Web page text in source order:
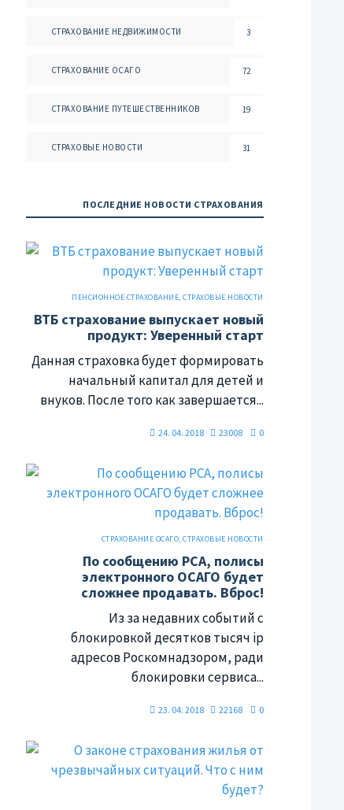
СТРАХОВАНИЕ НЕДВИЖИМОСТИ 3
СТРАХОВАНИЕ ОСАГО 72
СТРАХОВАНИЕ ПУТЕШЕСТВЕННИКОВ 19
СТРАХОВЫЕ НОВОСТИ 31
ПОСЛЕДНИЕ НОВОСТИ СТРАХОВАНИЯ
ПЕНСИОННОЕ СТРАХОВАНИЕ,СТРАХОВЫЕ НОВОСТИ
ВТБ страхование выпускает новый
продукт: Уверенный старт
Данная страховка будет формировать
начальный капитал для детей и
внуков. После того как завершается...
24. 04. 2018 23008 0
СТРАХОВАНИЕ ОСАГО,СТРАХОВЫЕ НОВОСТИ
По сообщению РСА, полисы
электронного ОСАГО будет
сложнее продавать. Вброс!
Из за недавних событий с
блокировкой десятков тысяч ip
адресов Роскомнадзором, ради
блокировки сервиса...
23. 04. 2018 22168 0